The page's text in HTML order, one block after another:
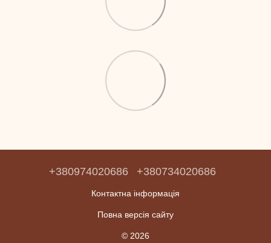
+380974020686 +380734020686
Контактна інформація
Повна версія сайту
© 2026